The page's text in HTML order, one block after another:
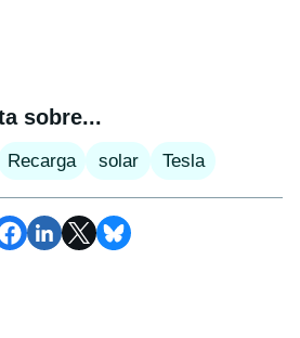
sobre...
Recarga solar Tesla